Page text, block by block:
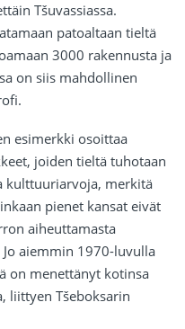
Tšuvassiassa.
patoaltaan tieltä
3000 rakennusta ja
on siis mahdollinen
esimerkki osoittaa
joiden tieltä tuhotaan
kulttuuriarvoja, merkitä
pienet kansat eivät
aiheuttamasta
aiemmin 1970-luvulla
on menettänyt kotinsa
liittyen Tšeboksarin